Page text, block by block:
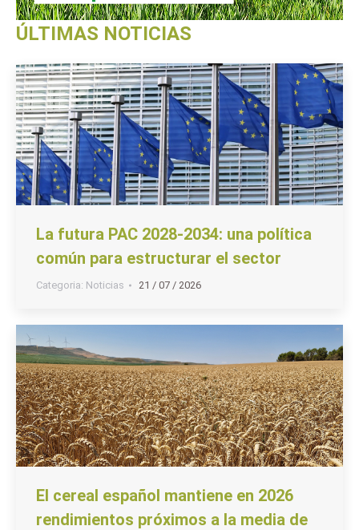
ÚLTIMAS NOTICIAS
La futura PAC 2028-2034: una política
común para estructurar el sector
Categoria: Noticias 21 / 07 / 2026
El cereal español mantiene en 2026
rendimientos próximos a la media de